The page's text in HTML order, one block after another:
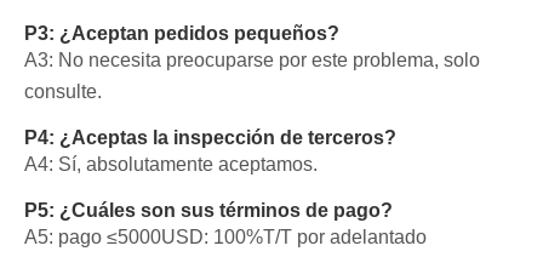
P3: ¿Aceptan pedidos pequeños?
A3: No necesita preocuparse por este problema, solo
consulte.
P4: ¿Aceptas la inspección de terceros?
A4: Sí, absolutamente aceptamos.
P5: ¿Cuáles son sus términos de pago?
A5: pago ≤5000USD: 100%T/T por adelantado